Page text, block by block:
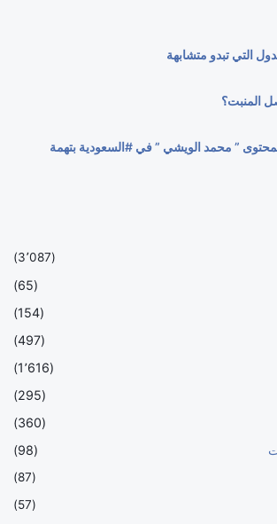
التي تبدو متشابهة
المنبت؟
” محمد الويشي ” في #السعودية بتهمة
(3٬087)
(65)
(154)
(497)
(1٬616)
(295)
(360)
(98)
(87)
(57)